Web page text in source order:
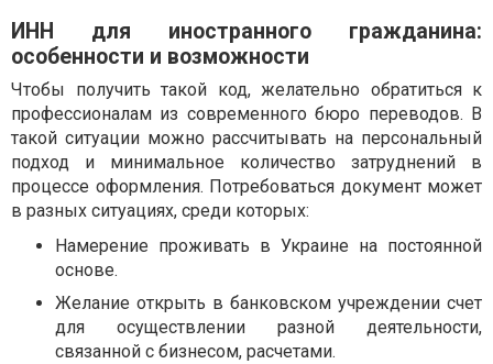
ИНН для иностранного гражданина:
особенности и возможности
Чтобы получить такой код, желательно обратиться к
профессионалам из современного бюро переводов. В
такой ситуации можно рассчитывать на персональный
подход и минимальное количество затруднений в
процессе оформления. Потребоваться документ может
в разных ситуациях, среди которых:
Намерение проживать в Украине на постоянной
основе.
Желание открыть в банковском учреждении счет
для осуществлении разной деятельности,
связанной с бизнесом, расчетами.